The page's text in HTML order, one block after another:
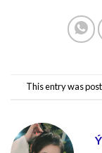
This entry was